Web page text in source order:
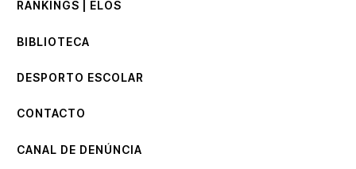
RANKINGS | ELOS
BIBLIOTECA
DESPORTO ESCOLAR
CONTACTO
CANAL DE DENÚNCIA